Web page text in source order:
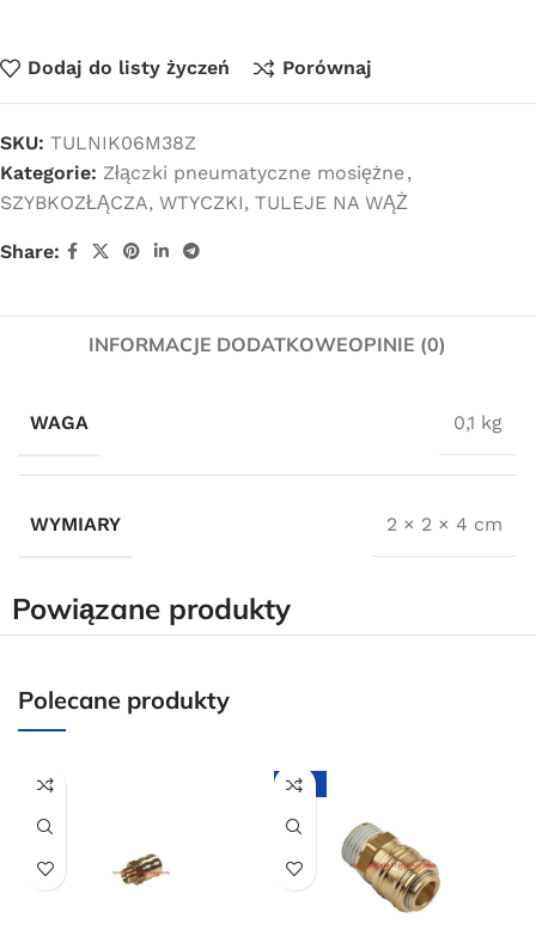
Dodaj do listy życzeń Porównaj
SKU: TULNIK06M38Z
Kategorie: Złączki pneumatyczne mosiężne,
SZYBKOZŁĄCZA, WTYCZKI, TULEJE NA WĄŻ
Share:
INFORMACJE DODATKOWEOPINIE (0)
WAGA 0,1 kg
WYMIARY 2 × 2 × 4 cm
Powiązane produkty
Polecane produkty
-12%
dla wszystkich zamówień złożonych w sklepie
internetowym o wartości minimum 80,00 zł brutto.
Powered by Convert Plus